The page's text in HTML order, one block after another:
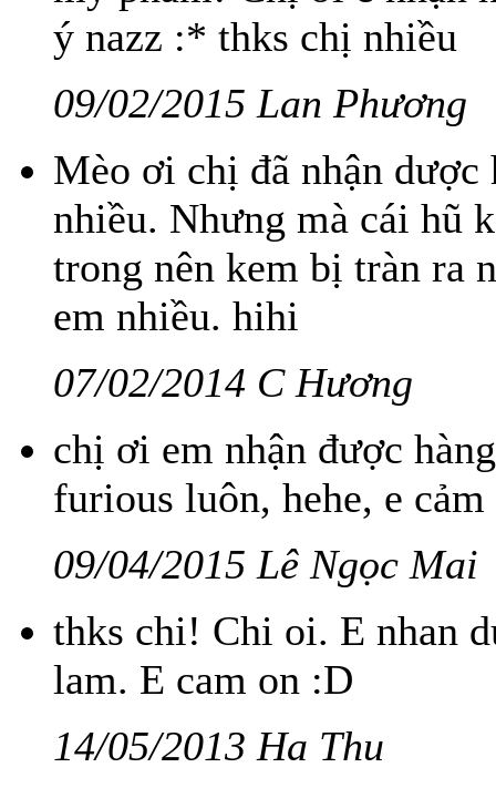
ý nazz :* thks chị nhiều
09/02/2015 Lan Phương
Mèo ơi chị đã nhận dược
nhiều. Nhưng mà cái hũ
trong nên kem bị tràn ra
em nhiều. hihi
07/02/2014 C Hương
chị ơi em nhận được
furious luôn, hehe, e
09/04/2015 Lê Ngọc Mai
thks chi! Chi oi. E nhan
lam. E cam on :D
14/05/2013 Ha Thu